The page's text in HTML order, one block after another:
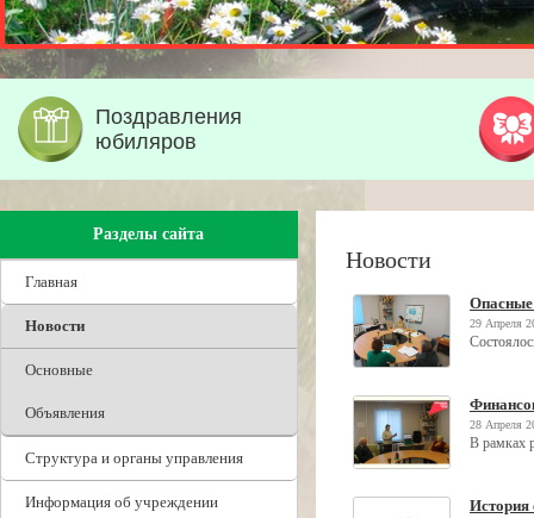
Поздравления
юбиляров
Разделы сайта
Главная
Новости
Основные
Объявления
Структура и органы управления
Информация об учреждении
Новости
Опасные
29 Апреля
28 Апреля
В рамках
История